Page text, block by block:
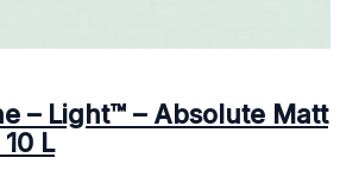
– Light™ – Absolute Matt
L